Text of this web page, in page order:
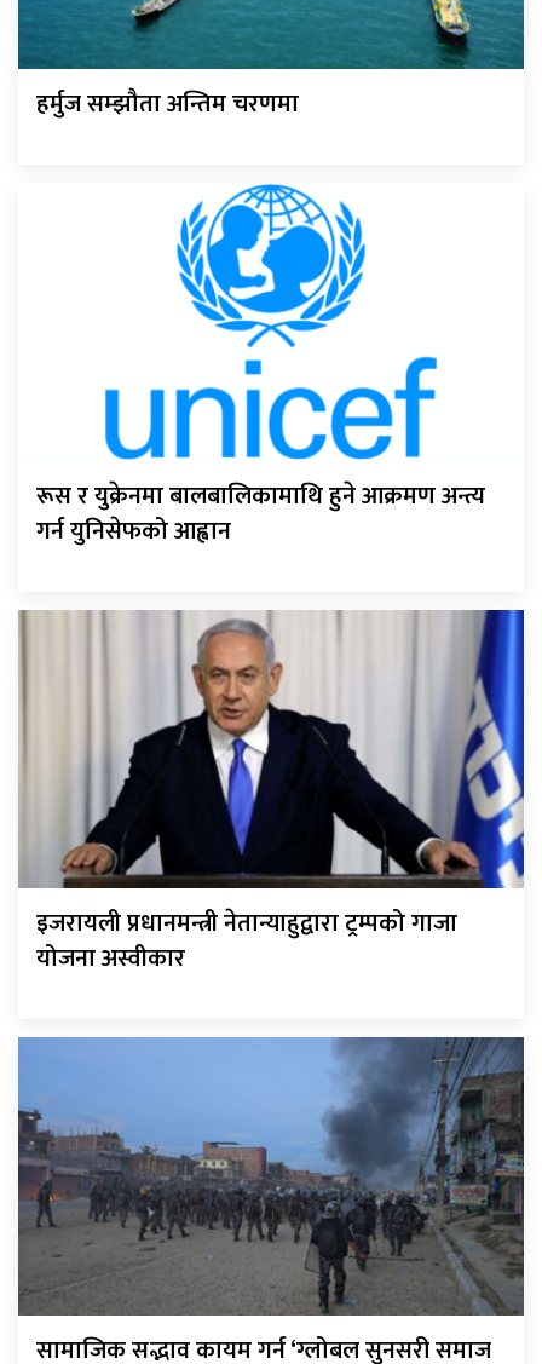
हर्मुज सम्झौता अन्तिम चरणमा
रूस र युक्रेनमा बालबालिकामाथि हुने आक्रमण अन्त्य
गर्न युनिसेफको आह्वान
इजरायली प्रधानमन्त्री नेतान्याहुद्वारा ट्रम्पको गाजा
योजना अस्वीकार
सामाजिक सद्भाव कायम गर्न ‘ग्लोबल सुनसरी समाज